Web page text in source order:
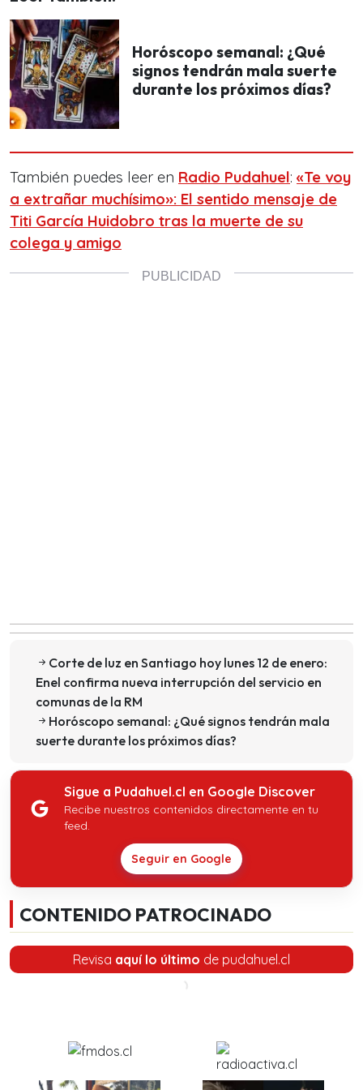
Horóscopo semanal: ¿Qué
signos tendrán mala suerte
durante los próximos días?
También puedes leer en Radio Pudahuel: «Te voy
a extrañar muchísimo»: El sentido mensaje de
Titi García Huidobro tras la muerte de su
colega y amigo
Corte de luz en Santiago hoy lunes 12 de enero:
Enel confirma nueva interrupción del servicio en
comunas de la RM
Horóscopo semanal: ¿Qué signos tendrán mala
suerte durante los próximos días?
Sigue a Pudahuel.cl en Google Discover
Recibe nuestros contenidos directamente en tu
feed.
Seguir en Google
CONTENIDO PATROCINADO
Revisa aquí lo último de pudahuel.cl